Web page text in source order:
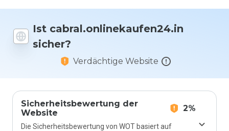
Ist cabral.onlinekaufen24.in
sicher?
Verdächtige Website
Sicherheitsbewertung der
Website
2%
Die Sicherheitsbewertung von WOT basiert auf
Website
Skala von
1 bis 5
bewerten?